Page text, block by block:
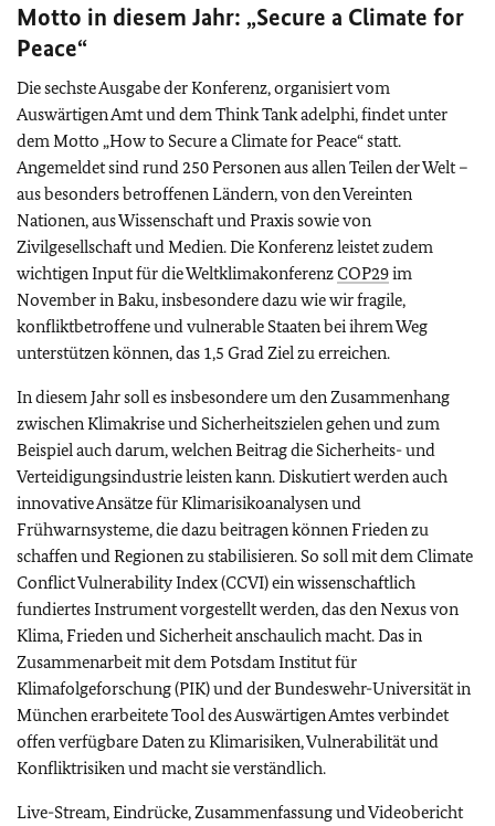
Motto in diesem Jahr: „Secure a Climate for
Peace“
Die sechste Ausgabe der Konferenz, organisiert vom
Auswärtigen Amt und dem Think Tank adelphi, findet unter
dem Motto „How to Secure a Climate for Peace“ statt.
Angemeldet sind rund 250 Personen aus allen Teilen der Welt –
aus besonders betroffenen Ländern, von den Vereinten
Nationen, aus Wissenschaft und Praxis sowie von
Zivilgesellschaft und Medien. Die Konferenz leistet zudem
wichtigen Input für die WeltklimakonferenzCOP29im
November in Baku, insbesondere dazu wie wir fragile,
konfliktbetroffene und vulnerable Staaten bei ihrem Weg
unterstützen können, das 1,5 Grad Ziel zu erreichen.
In diesem Jahr soll es insbesondere um den Zusammenhang
zwischen Klimakrise und Sicherheitszielen gehen und zum
Beispiel auch darum, welchen Beitrag die Sicherheits- und
Verteidigungsindustrie leisten kann. Diskutiert werden auch
innovative Ansätze für Klimarisikoanalysen und
Frühwarnsysteme, die dazu beitragen können Frieden zu
schaffen und Regionen zu stabilisieren. So soll mit dem Climate
Conflict Vulnerability Index(CCVI) ein wissenschaftlich
fundiertes Instrument vorgestellt werden, das den Nexus von
Klima, Frieden und Sicherheit anschaulich macht. Das in
Zusammenarbeit mit dem Potsdam Institut für
Klimafolgeforschung (PIK) und der Bundeswehr-Universität in
München erarbeitete Tool des Auswärtigen Amtes verbindet
offen verfügbare Daten zu Klimarisiken, Vulnerabilität und
Konfliktrisiken und macht sie verständlich.
Live-Stream, Eindrücke, Zusammenfassung und Videobericht